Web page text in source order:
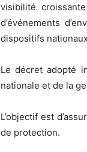
visibilité
d’événements
dispositifs
Le décret adopté
nationale et de la
L’objectif est
de protection.